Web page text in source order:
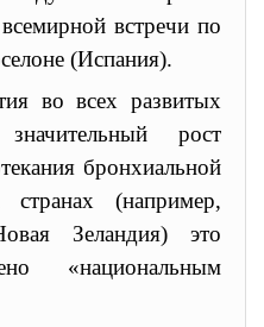
встречи по
(Испания).
во всех развитых
рост
бронхиальной
(например,
Зеландия) это
«национальным